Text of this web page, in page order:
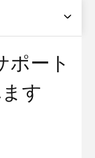
ポート
す